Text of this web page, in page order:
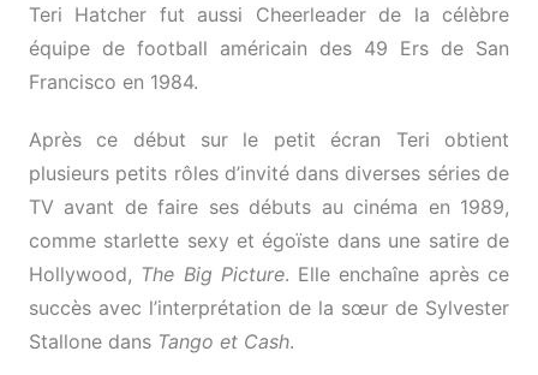
Teri Hatcher fut aussi Cheerleader de la célèbre
équipe de football américain des 49 Ers de San
Francisco en 1984.
Après ce début sur le petit écran Teri obtient
plusieurs petits rôles d’invité dans diverses séries de
TV avant de faire ses débuts au cinéma en 1989,
comme starlette sexy et égoïste dans une satire de
Hollywood, The Big Picture. Elle enchaîne après ce
succès avec l’interprétation de la sœur de Sylvester
Stallone dans Tango et Cash.